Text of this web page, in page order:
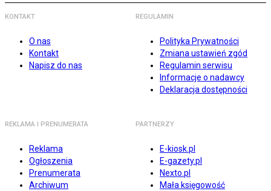
KONTAKT
O nas
Kontakt
Napisz do nas
REGULAMIN
Polityka Prywatności
Zmiana ustawień zgód
Regulamin serwisu
Informacje o nadawcy
Deklaracja dostępności
REKLAMA I PRENUMERATA
Reklama
Ogłoszenia
Prenumerata
Archiwum
PARTNERZY
E-kiosk.pl
E-gazety.pl
Nexto.pl
Mała księgowość